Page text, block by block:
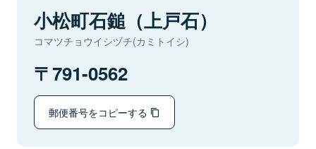
小松町石鎚（上戸石）
コマツチョウイシヅチ(カミトイシ)
791-0562
郵便番号をコピーする